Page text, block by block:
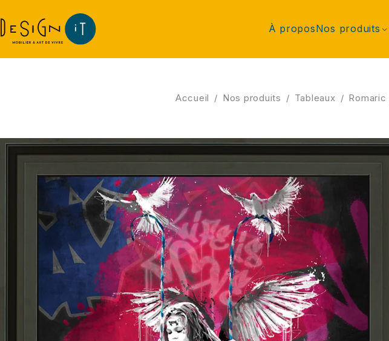
À proposNos produits
Accueil / Nos produits / Tableaux / Romaric